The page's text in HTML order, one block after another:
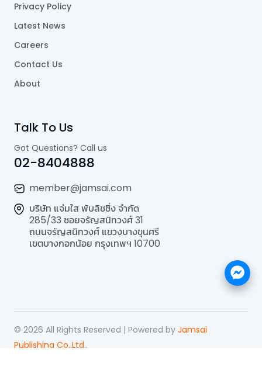
Privacy Policy
Latest News
Careers
Contact Us
About
Talk To Us
Got Questions? Call us
02-8404888
member@jamsai.com
บริษัท แจ่มใส พับลิชชิ่ง จำกัด
285/33 ซอยจรัญสนิทวงศ์ 31
ถนนจรัญสนิทวงศ์ แขวงบางขุนศรี
เขตบางกอกน้อย กรุงเทพฯ 10700
© 2026 All Rights Reserved | Powered by Jamsai
Publishing Co.,Ltd..